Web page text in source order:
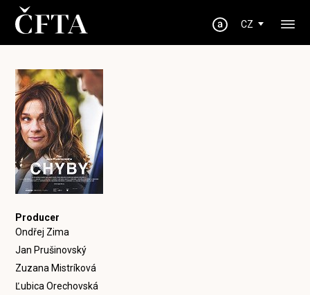
CZ
Producer
Ondřej Zima
Jan Prušinovský
Zuzana Mistríková
Ľubica Orechovská